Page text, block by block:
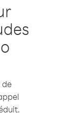
de